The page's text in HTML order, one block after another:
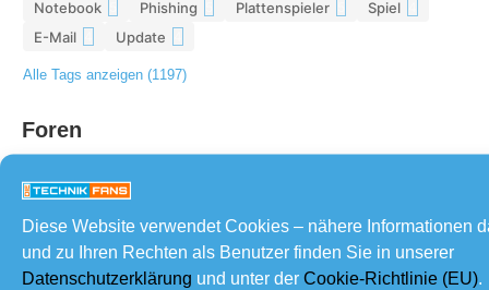
Diese Website verwendet Cookies – nähere Informationen
und zu Ihren Rechten als Benutzer finden Sie in unserer
Datenschutzerklärung und unter der Cookie-Richtlinie (EU).
Notebook Phishing Plattenspieler Spiel
E-Mail Update
Alle Tags anzeigen (1197)
Foren